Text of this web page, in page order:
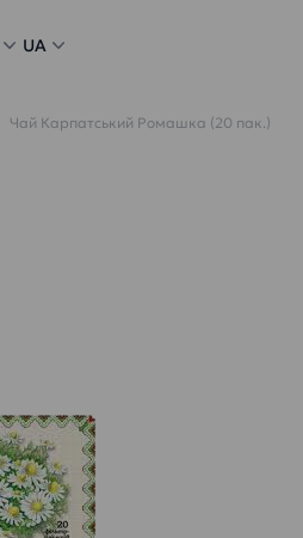
UA
Чай Карпатський Ромашка (20 пак.)